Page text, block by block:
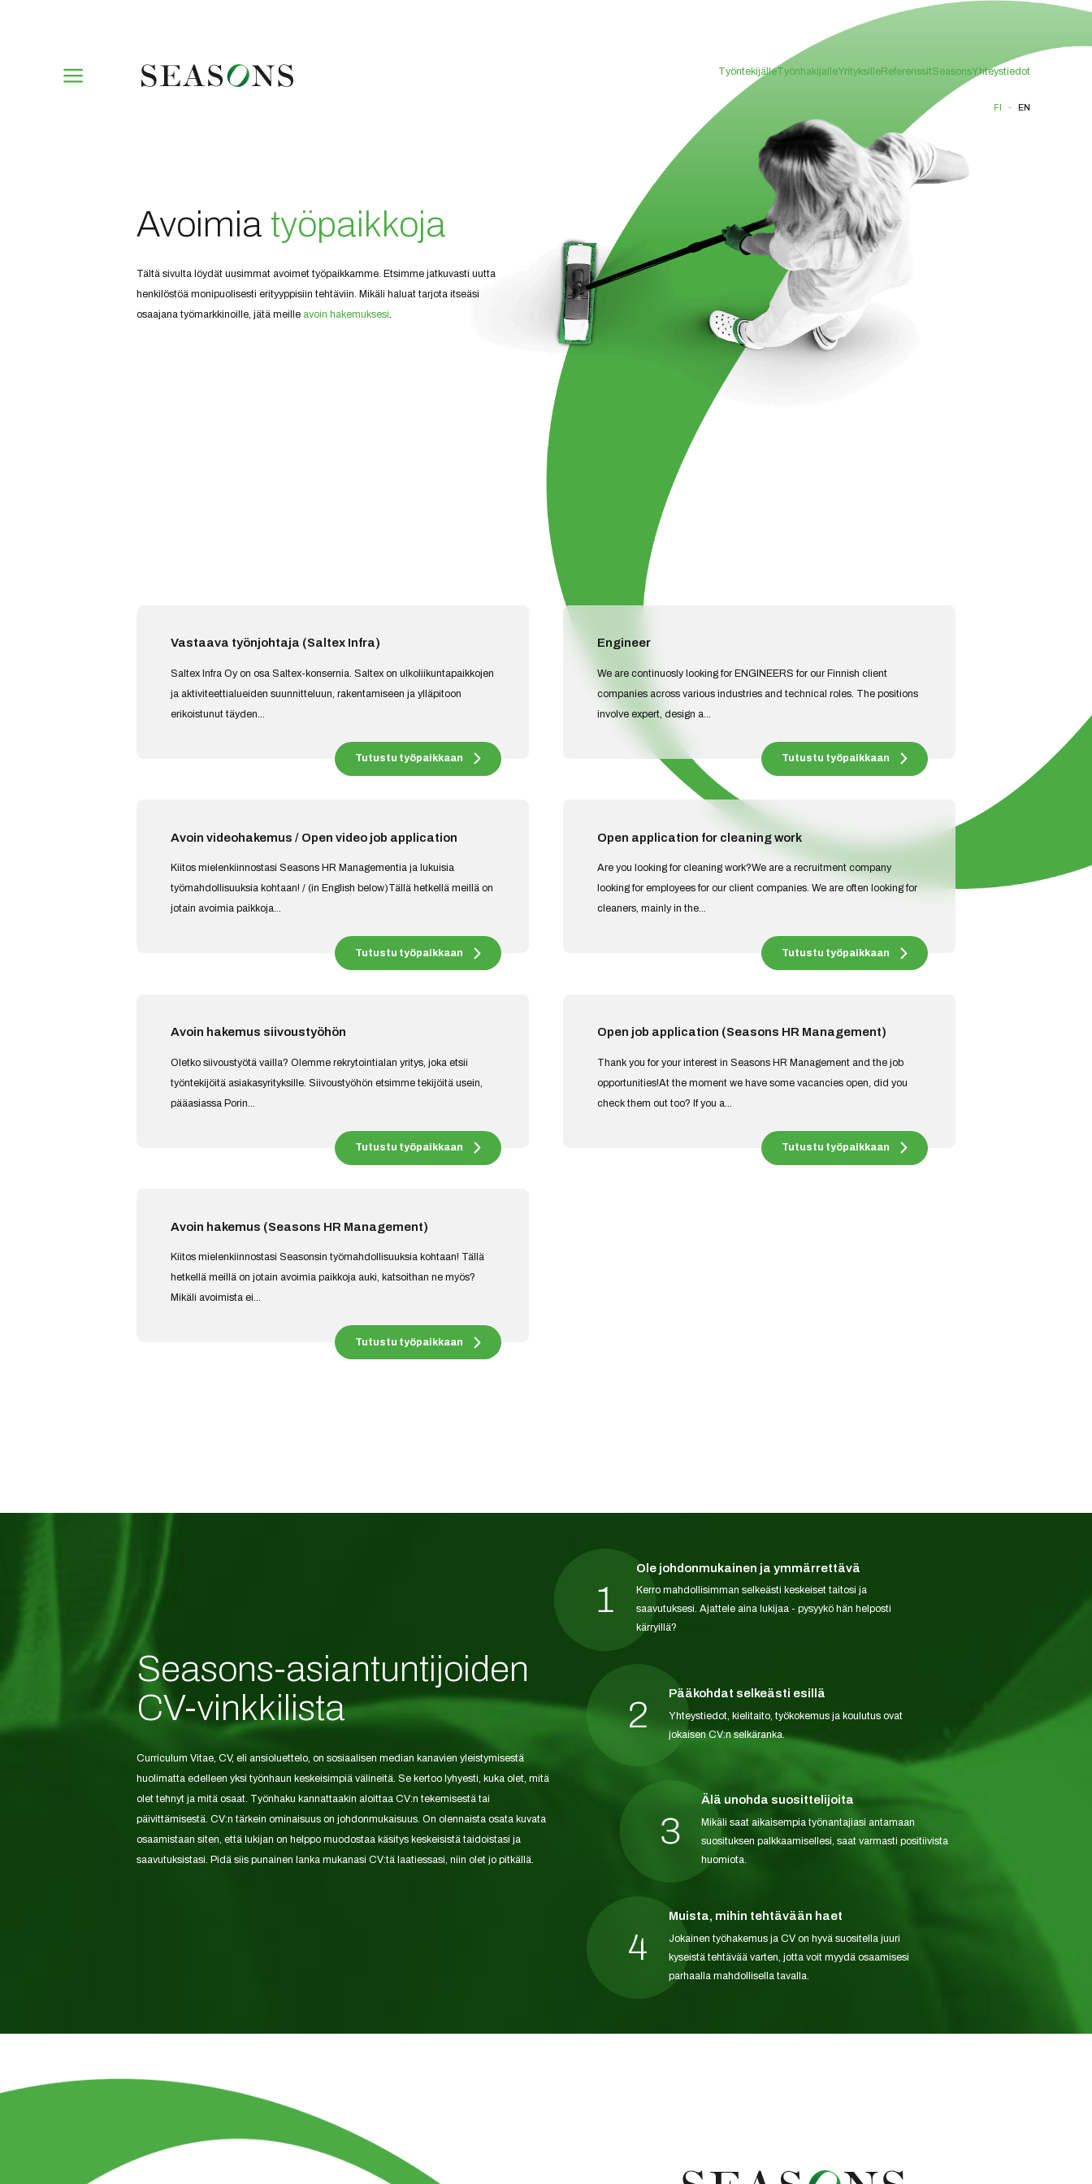
TyöntekijälleTyönhakijalleYrityksilleReferenssitSeasonsYhteystiedot
FI - EN
Avoimia työpaikkoja
Tältä sivulta löydät uusimmat avoimet työpaikkamme. Etsimme jatkuvasti uutta
henkilöstöä monipuolisesti erityyppisiin tehtäviin. Mikäli haluat tarjota itseäsi
osaajana työmarkkinoille, jätä meille avoin hakemuksesi.
Vastaava työnjohtaja (Saltex Infra)
Saltex Infra Oy on osa Saltex-konsernia. Saltex on ulkoliikuntapaikkojen
ja aktiviteettialueiden suunnitteluun, rakentamiseen ja ylläpitoon
erikoistunut täyden...
Tutustu työpaikkaan
Engineer
We are continuosly looking for ENGINEERS for our Finnish client
companies across various industries and technical roles. The positions
involve expert, design a...
Tutustu työpaikkaan
Avoin videohakemus / Open video job application
Kiitos mielenkiinnostasi Seasons HR Managementia ja lukuisia
työmahdollisuuksia kohtaan! / (in English below)Tällä hetkellä meillä on
jotain avoimia paikkoja...
Tutustu työpaikkaan
Open application for cleaning work
Are you looking for cleaning work?We are a recruitment company
looking for employees for our client companies. We are often looking for
cleaners, mainly in the...
Tutustu työpaikkaan
Avoin hakemus siivoustyöhön
Oletko siivoustyötä vailla? Olemme rekrytointialan yritys, joka etsii
työntekijöitä asiakasyrityksille. Siivoustyöhön etsimme tekijöitä usein,
pääasiassa Porin...
Tutustu työpaikkaan
Open job application (Seasons HR Management)
Thank you for your interest in Seasons HR Management and the job
opportunities!At the moment we have some vacancies open, did you
check them out too? If you a...
Tutustu työpaikkaan
Avoin hakemus (Seasons HR Management)
Kiitos mielenkiinnostasi Seasonsin työmahdollisuuksia kohtaan! Tällä
hetkellä meillä on jotain avoimia paikkoja auki, katsoithan ne myös?
Mikäli avoimista ei...
Tutustu työpaikkaan
Seasons-asiantuntijoiden
CV-vinkkilista
Curriculum Vitae, CV, eli ansioluettelo, on sosiaalisen median kanavien yleistymisestä
huolimatta edelleen yksi työnhaun keskeisimpiä välineitä. Se kertoo lyhyesti, kuka olet, mitä
olet tehnyt ja mitä osaat. Työnhaku kannattaakin aloittaa CV:n tekemisestä tai
päivittämisestä. CV:n tärkein ominaisuus on johdonmukaisuus. On olennaista osata kuvata
osaamistaan siten, että lukijan on helppo muodostaa käsitys keskeisistä taidoistasi ja
saavutuksistasi. Pidä siis punainen lanka mukanasi CV:tä laatiessasi, niin olet jo pitkällä.
1
Ole johdonmukainen ja ymmärrettävä
Kerro mahdollisimman selkeästi keskeiset taitosi ja
saavutuksesi. Ajattele aina lukijaa - pysyykö hän helposti
kärryillä?
2
Pääkohdat selkeästi esillä
Yhteystiedot, kielitaito, työkokemus ja koulutus ovat
jokaisen CV:n selkäranka.
3
Älä unohda suosittelijoita
Mikäli saat aikaisempia työnantajiasi antamaan
suosituksen palkkaamisellesi, saat varmasti positiivista
huomiota.
4
Muista, mihin tehtävään haet
Jokainen työhakemus ja CV on hyvä suositella juuri
kyseistä tehtävää varten, jotta voit myydä osaamisesi
parhaalla mahdollisella tavalla.